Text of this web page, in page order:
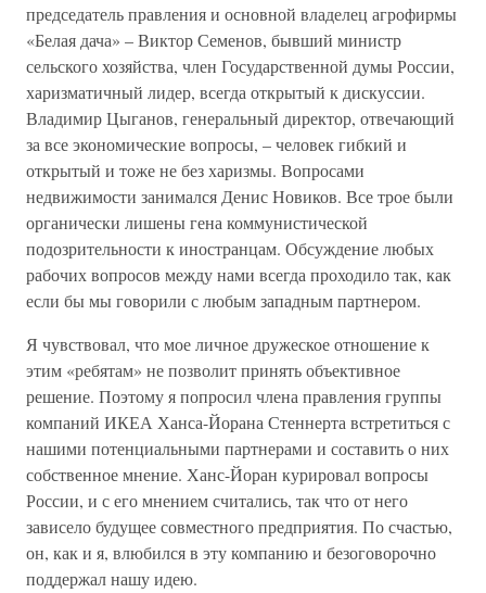
председатель правления и основной владелец агрофирмы
«Белая дача» – Виктор Семенов, бывший министр
сельского хозяйства, член Государственной думы России,
харизматичный лидер, всегда открытый к дискуссии.
Владимир Цыганов, генеральный директор, отвечающий
за все экономические вопросы, – человек гибкий и
открытый и тоже не без харизмы. Вопросами
недвижимости занимался Денис Новиков. Все трое были
органически лишены гена коммунистической
подозрительности к иностранцам. Обсуждение любых
рабочих вопросов между нами всегда проходило так, как
если бы мы говорили с любым западным партнером.
Я чувствовал, что мое личное дружеское отношение к
этим «ребятам» не позволит принять объективное
решение. Поэтому я попросил члена правления группы
компаний ИКЕА Ханса-Йорана Стеннерта встретиться с
нашими потенциальными партнерами и составить о них
собственное мнение. Ханс-Йоран курировал вопросы
России, и с его мнением считались, так что от него
зависело будущее совместного предприятия. По счастью,
он, как и я, влюбился в эту компанию и безоговорочно
поддержал нашу идею.